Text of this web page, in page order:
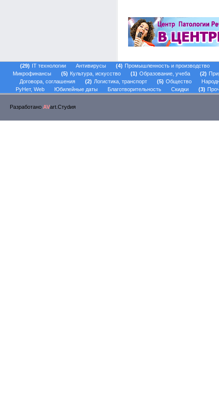
29 IT технологии Антивирусы 4
Промышленность и производство
Микрофинансы
5 Культура, искусство 1 Образование, учеба 2
Договора, соглашения
2 Логистика, транспорт 5 Общество
РуНет, Web
Юбилейные даты Благотворительность Скидки 3
Разработано AVart.Стуdия